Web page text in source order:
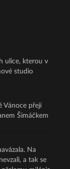
ulice, kterou v
studio
Vánoce přejí
Šimáčkem
Na
a tak se